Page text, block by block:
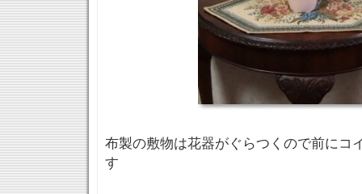
布製の敷物は花器がぐらつくので前にコ
す